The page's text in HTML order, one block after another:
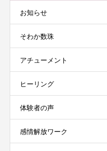
お知らせ
そわか数珠
アチューメント
ヒーリング
体験者の声
感情解放ワーク